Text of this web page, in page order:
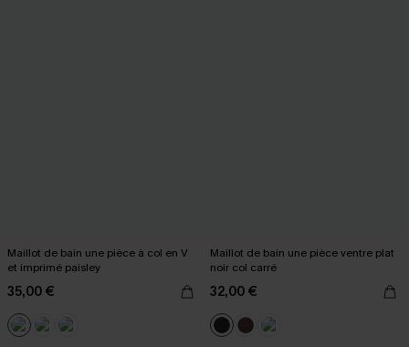
Maillot de bain une pièce à col en V
et imprimé paisley
35,00 €
Maillot de bain une pièce ventre plat
noir col carré
32,00 €